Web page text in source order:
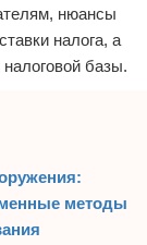
нюансы
налога, а
базы.
методы